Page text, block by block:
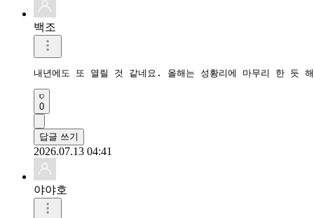
백조
내년에도 또 열릴 것 같네요. 올해는 성황리에 마무리 한 듯
0
답글 쓰기
2026.07.13 04:41
야야호